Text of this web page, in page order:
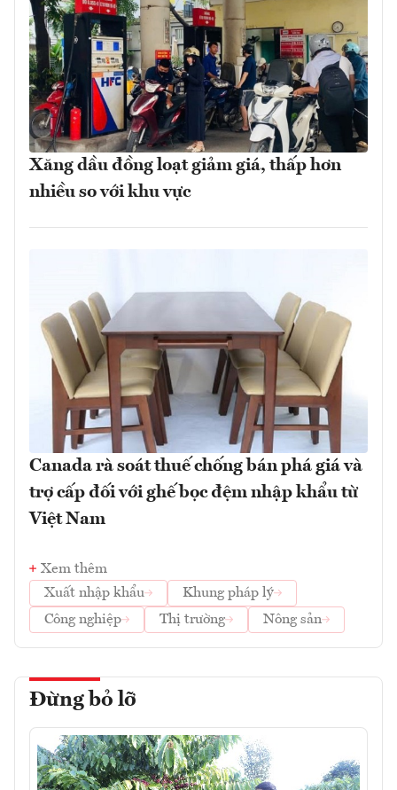
Xăng dầu đồng loạt giảm giá, thấp hơn
nhiều so với khu vực
Canada rà soát thuế chống bán phá giá và
trợ cấp đối với ghế bọc đệm nhập khẩu từ
Việt Nam
Xem thêm
Xuất nhập khẩu
Khung pháp lý
Công nghiệp
Thị trường Nông sản
Đừng bỏ lỡ